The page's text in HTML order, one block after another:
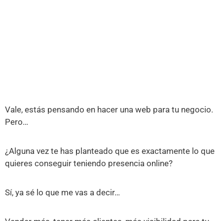
Vale, estás pensando en hacer una web para tu negocio.
Pero…
¿Alguna vez te has planteado que es exactamente lo que
quieres conseguir teniendo presencia online?
Sí, ya sé lo que me vas a decir…